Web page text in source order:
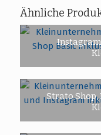
Ähnliche
Strato Shop,